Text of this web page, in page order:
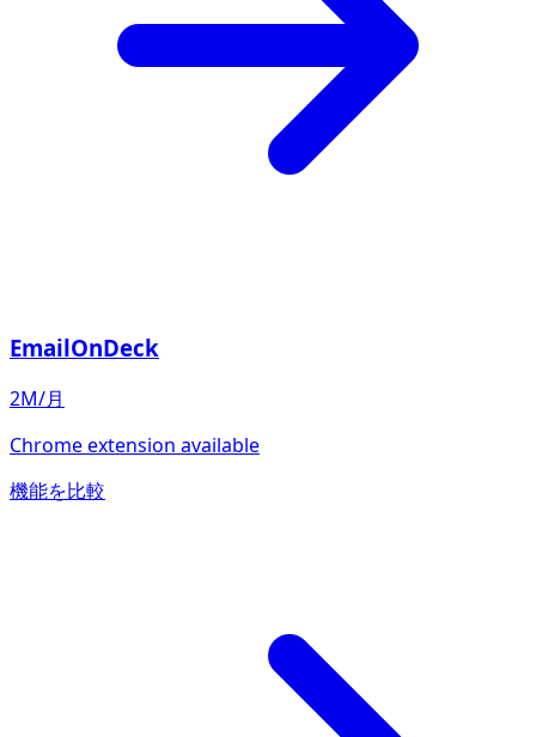
EmailOnDeck
2M/月
Chrome extension available
機能を比較